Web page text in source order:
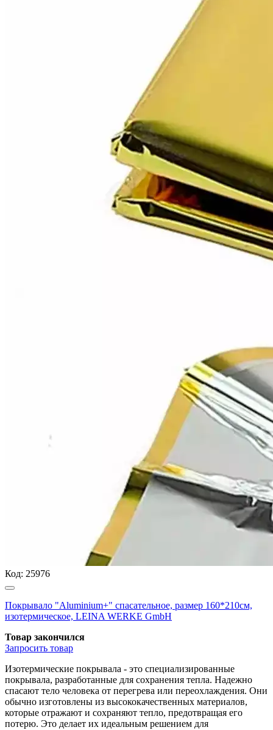
Код: 25976
Покрывало "Aluminium+" спасательное, размер 160*210см,
изотермическое, LEINA WERKE GmbH
Товар закончился
Запросить товар
Изотермические покрывала - это специализированные
покрывала, разработанные для сохранения тепла. Надежно
спасают тело человека от перегрева или переохлаждения. Они
обычно изготовлены из высококачественных материалов,
которые отражают и сохраняют тепло, предотвращая его
потерю. Это делает их идеальным решением для